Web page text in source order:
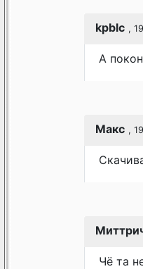
kpblc ,
А
Макс ,
Чё та